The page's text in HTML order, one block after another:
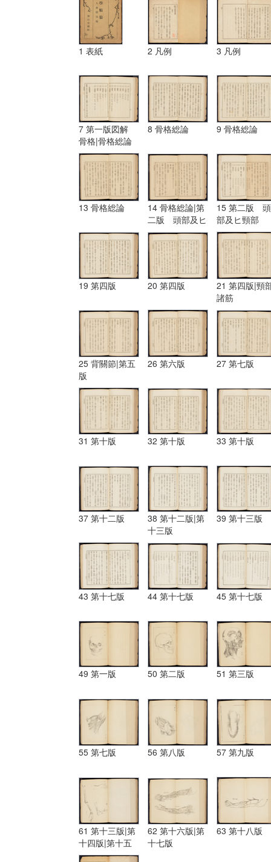
1 表紙 2 凡例 3 凡例
7 第一版図解
骨格|骨格総論
8 骨格総論 9 骨格総論
13 骨格総論
14 骨格総論|第
二版 頭部及ヒ
頸部
15 第二版 頭
部及ヒ頸部
19 第四版 20 第四版
21 第四版|頸
諸筋
25 背關節|第五
版
26 第六版 27 第七版
31 第十版 32 第十版 33 第十版
37 第十二版
38 第十二版|第
十三版
39 第十三版
43 第十七版 44 第十七版 45 第十七版
49 第一版 50 第二版 51 第三版
55 第七版 56 第八版 57 第九版
61 第十三版|第
十四版|第十五
版
62 第十六版|第
十七版
63 第十八版